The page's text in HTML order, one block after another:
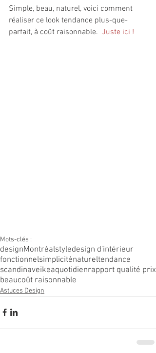
Simple, beau, naturel, voici comment
réaliser ce look tendance plus-que-
parfait, à coût raisonnable. Juste ici !
Mots-clés :
designMontréalstyledesign d'intérieur
fonctionnelsimpliciténatureltendance
scandinaveikeaquotidienrapport qualité prix
beaucoût raisonnable
Astuces Design